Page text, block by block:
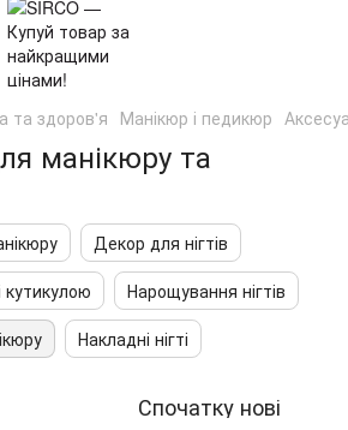
та здоров'я Манікюр і педикюр
манікюру та
Декор для нігтів
кутикулою
Нарощування нігтів
Накладні нігті
Спочатку нові